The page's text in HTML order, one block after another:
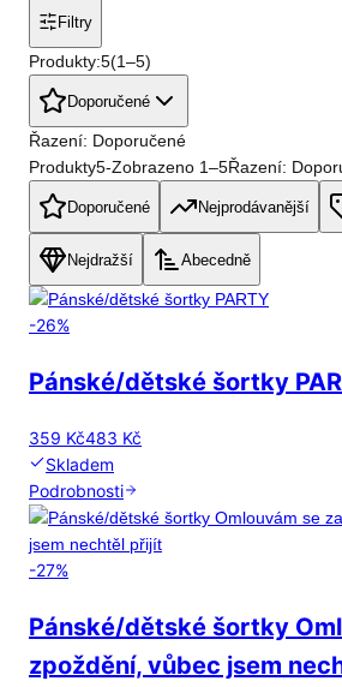
Filtry
Produkty:5(1–5)
Doporučené
Řazení: Doporučené
Produkty5-Zobrazeno 1–5Řazení:
Doporučené Nejprodávanější
Nejdražší Abecedně
-26%
Pánské/dětské šortky
359 Kč483 Kč
Skladem
Podrobnosti
-27%
Pánské/dětské šortky
zpoždění, vůbec jsem